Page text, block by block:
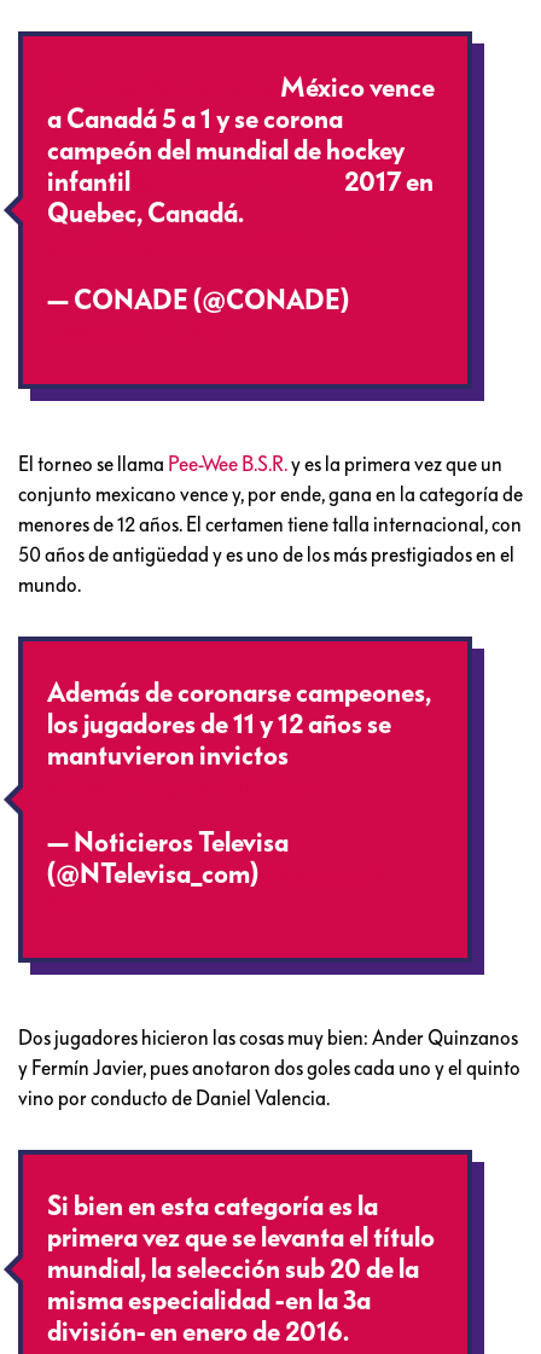
México vence
a Canadá 5 a 1 y se corona
campeón del mundial de hockey
infantil
2017 en
Quebec, Canadá.
— CONADE (@CONADE)
El torneo se llama Pee-Wee B.S.R.y es la primera vez que un
conjunto mexicano vence y, por ende, gana en la categoría de
menores de 12 años. El certamen tiene talla internacional, con
50 años de antigüedad y es uno de los más prestigiados en el
mundo.
Además de coronarse campeones,
los jugadores de 11 y 12 años se
mantuvieron invictos
— Noticieros Televisa
(@NTelevisa_com)
Dos jugadores hicieron las cosas muy bien: Ander Quinzanos
y Fermín Javier, pues anotaron dos goles cada uno y el quinto
vino por conducto de Daniel Valencia.
Si bien en esta categoría es la
primera vez que se levanta el título
mundial, la selección sub 20 de la
misma especialidad -en la 3a
división- en enero de 2016.